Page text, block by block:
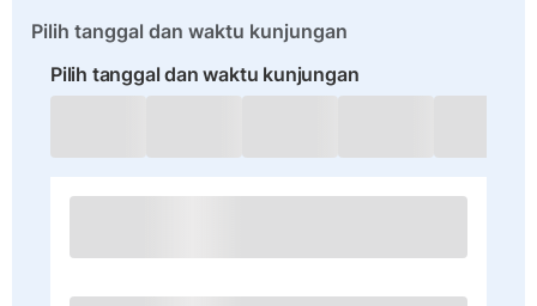
Pilih tanggal dan waktu kunjungan
Pilih tanggal dan waktu kunjungan